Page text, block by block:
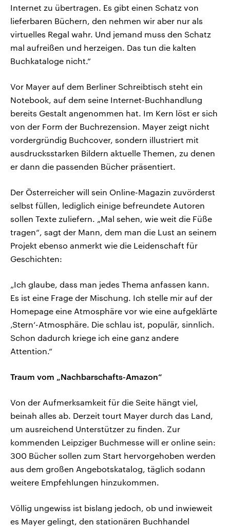
Internet zu übertragen. Es gibt einen Schatz von
lieferbaren Büchern, den nehmen wir aber nur als
virtuelles Regal wahr. Und jemand muss den Schatz
mal aufreißen und herzeigen. Das tun die kalten
Buchkataloge nicht.“
Vor Mayer auf dem Berliner Schreibtisch steht ein
Notebook, auf dem seine Internet-Buchhandlung
bereits Gestalt angenommen hat. Im Kern löst er sich
von der Form der Buchrezension. Mayer zeigt nicht
vordergründig Buchcover, sondern illustriert mit
ausdrucksstarken Bildern aktuelle Themen, zu denen
er dann die passenden Bücher präsentiert.
Der Österreicher will sein Online-Magazin zuvörderst
selbst füllen, lediglich einige befreundete Autoren
sollen Texte zuliefern. „Mal sehen, wie weit die Füße
tragen“, sagt der Mann, dem man die Lust an seinem
Projekt ebenso anmerkt wie die Leidenschaft für
Geschichten:
„Ich glaube, dass man jedes Thema anfassen kann.
Es ist eine Frage der Mischung. Ich stelle mir auf der
Homepage eine Atmosphäre vor wie eine aufgeklärte
‚Stern‘-Atmosphäre. Die schlau ist, populär, sinnlich.
Schon dadurch kriege ich eine ganz andere
Attention.“
Traum vom „Nachbarschafts-Amazon“
Von der Aufmerksamkeit für die Seite hängt viel,
beinah alles ab. Derzeit tourt Mayer durch das Land,
um ausreichend Unterstützer zu finden. Zur
kommenden Leipziger Buchmesse will er online sein:
300 Bücher sollen zum Start hervorgehoben werden
aus dem großen Angebotskatalog, täglich sodann
weitere Empfehlungen hinzukommen.
Völlig ungewiss ist bislang jedoch, ob und inwieweit
es Mayer gelingt, den stationären Buchhandel